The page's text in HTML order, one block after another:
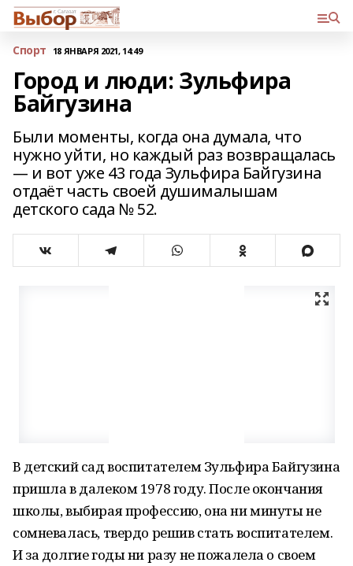
Спорт 18 ЯНВАРЯ 2021, 14:49
Город и люди: Зульфира
Байгузина
Были моменты, когда она думала, что
нужно уйти, но каждый раз возвращалась
— и вот уже 43 года Зульфира Байгузина
отдаёт часть своей душималышам
детского сада № 52.
В детский сад воспитателем Зульфира Байгузина
пришла в далеком 1978 году. После окончания
школы, выбирая профессию, она ни минуты не
сомневалась, твердо решив стать воспитателем.
И за долгие годы ни разу не пожалела о своем